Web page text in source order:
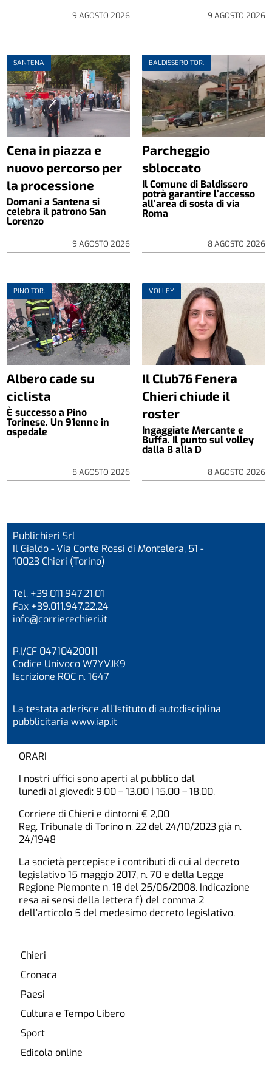
9 AGOSTO 2026 9 AGOSTO 2026
SANTENA
Cena in piazza e
nuovo percorso per
la processione
Domani a Santena si
celebra il patrono San
Lorenzo
9 AGOSTO 2026
BALDISSERO TOR.
Parcheggio
sbloccato
Il Comune di Baldissero
potrà garantire l’accesso
all’area di sosta di via
Roma
8 AGOSTO 2026
PINO TOR.
Albero cade su
ciclista
È successo a Pino
Torinese. Un 91enne in
ospedale
8 AGOSTO 2026
VOLLEY
Il Club76 Fenera
Chieri chiude il
roster
Ingaggiate Mercante e
Buffa. Il punto sul volley
dalla B alla D
8 AGOSTO 2026
Publichieri Srl
Il Gialdo - Via Conte Rossi di Montelera, 51 -
10023 Chieri (Torino)
Tel. +39.011.947.21.01
Fax +39.011.947.22.24
info@corrierechieri.it
P.I/CF 04710420011
Codice Univoco W7YVJK9
Iscrizione ROC n. 1647
La testata aderisce all’Istituto di autodisciplina
pubblicitariawww.iap.it
ORARI
I nostri uffici sono aperti al pubblico dal
lunedì al giovedì: 9.00 – 13.00 | 15.00 – 18.00.
Corriere di Chieri e dintorni € 2,00
Reg. Tribunale di Torino n. 22 del 24/10/2023 già n.
24/1948
La società percepisce i contributi di cui al decreto
legislativo 15 maggio 2017, n. 70 e della Legge
Regione Piemonte n. 18 del 25/06/2008. Indicazione
resa ai sensi della lettera f) del comma 2
dell’articolo 5 del medesimo decreto legislativo.
Chieri
Cronaca
Paesi
Cultura e Tempo Libero
Sport
Edicola online